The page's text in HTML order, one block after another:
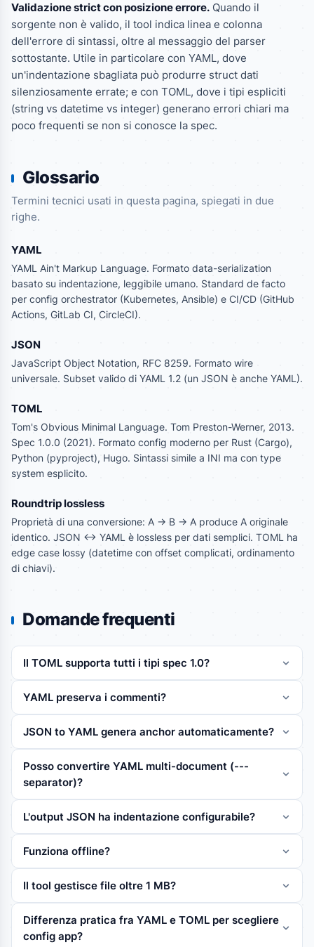
Validazione strict con posizione errore. Quando il
sorgente non è valido, il tool indica linea e colonna
dell'errore di sintassi, oltre al messaggio del parser
sottostante. Utile in particolare con YAML, dove
un'indentazione sbagliata può produrre struct dati
silenziosamente errate; e con TOML, dove i tipi espliciti
(string vs datetime vs integer) generano errori chiari ma
poco frequenti se non si conosce la spec.
Glossario
Termini tecnici usati in questa pagina, spiegati in due
righe.
YAML
YAML Ain't Markup Language. Formato data-serialization
basato su indentazione, leggibile umano. Standard de facto
per config orchestrator (Kubernetes, Ansible) e CI/CD (GitHub
Actions, GitLab CI, CircleCI).
JSON
JavaScript Object Notation, RFC 8259. Formato wire
universale. Subset valido di YAML 1.2 (un JSON è anche YAML).
TOML
Tom's Obvious Minimal Language. Tom Preston-Werner, 2013.
Spec 1.0.0 (2021). Formato config moderno per Rust (Cargo),
Python (pyproject), Hugo. Sintassi simile a INI ma con type
system esplicito.
Roundtrip lossless
Proprietà di una conversione: A -> B -> A produce A originale
identico. JSON <-> YAML è lossless per dati semplici. TOML ha
edge case lossy (datetime con offset complicati, ordinamento
di chiavi).
Domande frequenti
Il TOML supporta tutti i tipi spec 1.0?
YAML preserva i commenti?
JSON to YAML genera anchor automaticamente?
Posso convertire YAML multi-document (---
separator)?
L'output JSON ha indentazione configurabile?
Funziona offline?
Il tool gestisce file oltre 1 MB?
Differenza pratica fra YAML e TOML per scegliere
config app?